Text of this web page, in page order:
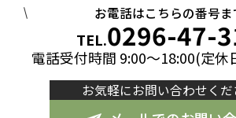
お電話はこちらの番号ま
TEL.0296-47-
電話受付時間 9:00～18:00(定休
お気軽にお問い合わせくだ